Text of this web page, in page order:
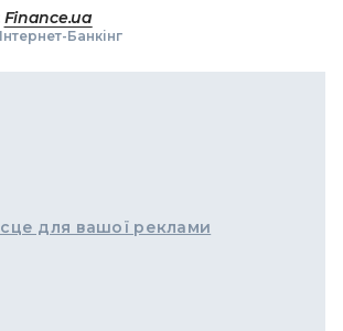
Finance.ua
Інтернет-Банкінг
для вашої реклами